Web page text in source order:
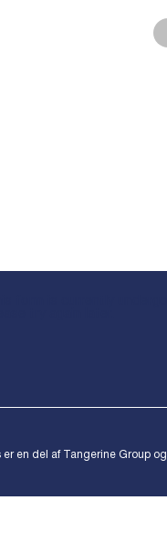
er en del af Tangerine Group